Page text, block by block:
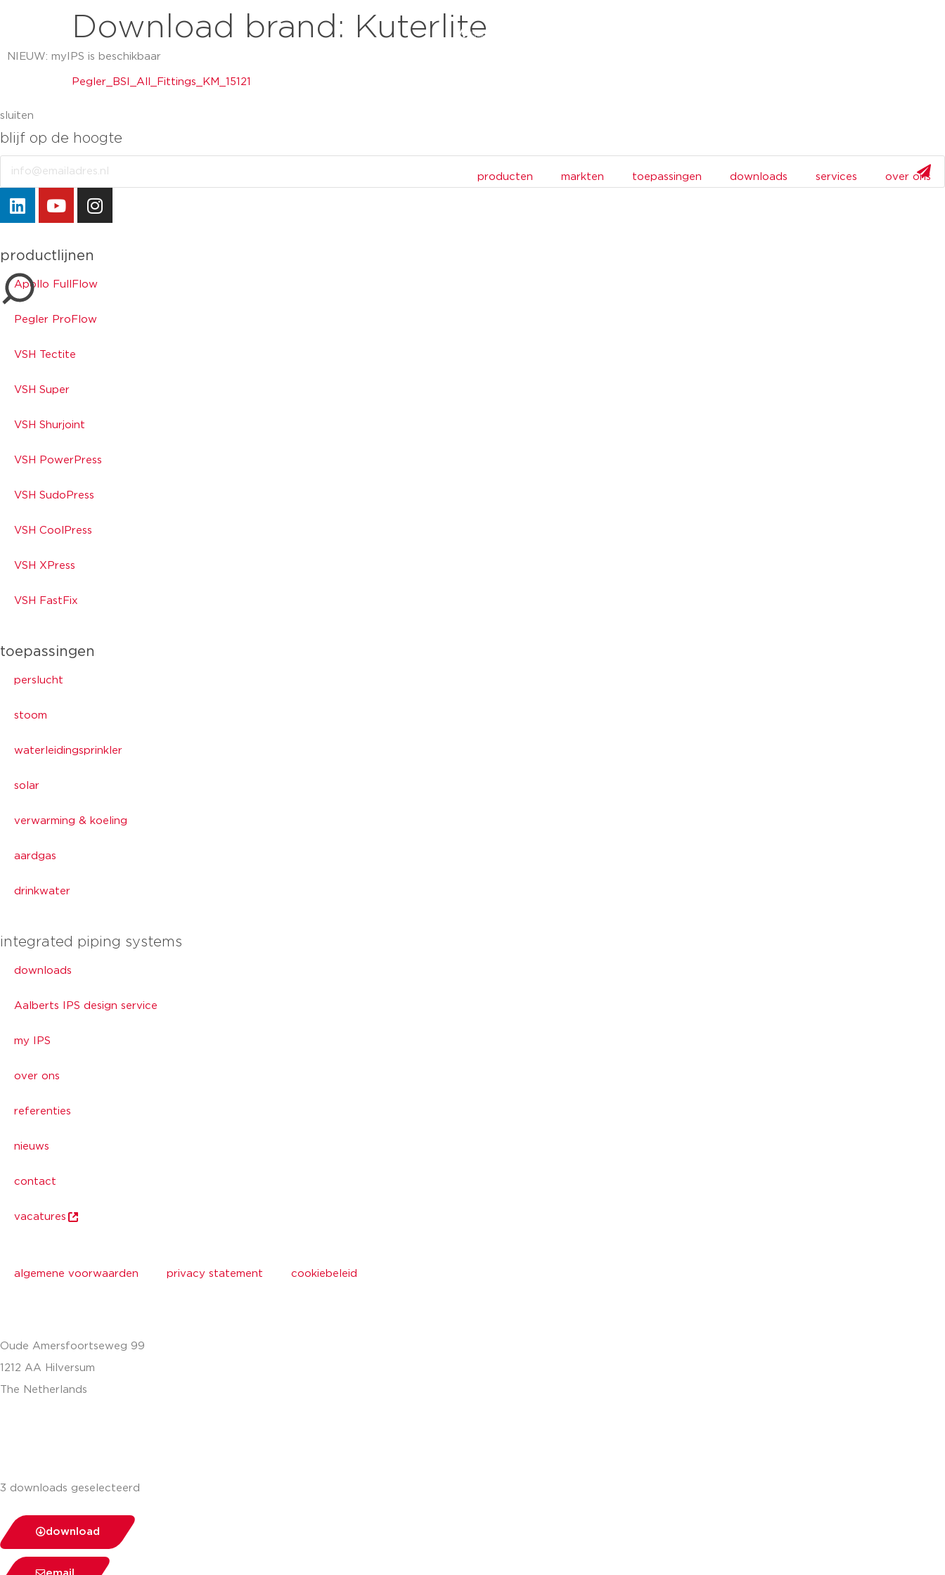
NIEUW: myIPS is beschikbaar
meer info
sluiten
sluiten
producten markten toepassingen downloads services over ons
Download brand: Kuterlite
Pegler_BSI_All_Fittings_KM_15121
blijf op de hoogte
productlijnen
Apollo FullFlow
Pegler ProFlow
VSH Tectite
VSH Super
VSH Shurjoint
VSH PowerPress
VSH SudoPress
VSH CoolPress
VSH XPress
VSH FastFix
toepassingen
perslucht
stoom
waterleidingsprinkler
solar
verwarming & koeling
aardgas
drinkwater
integrated piping systems
downloads
Aalberts IPS design service
my IPS
over ons
referenties
nieuws
contact
vacatures
algemene voorwaarden privacy statement cookiebeleid
Oude Amersfoortseweg 99
1212 AA Hilversum
The Netherlands
3 downloads geselecteerd
download